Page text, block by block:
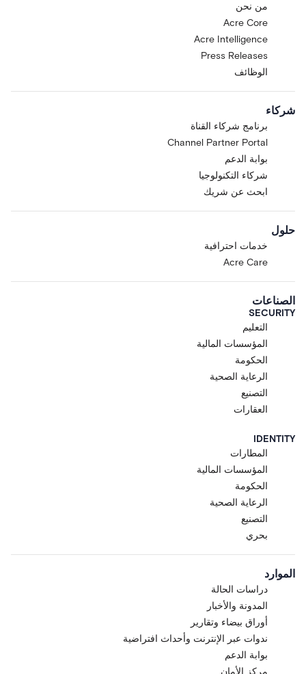
من نحن
Acre Core
Acre Intelligence
Press Releases
الوظائف
شركاء
برنامج شركاء القناة
Channel Partner Portal
بوابة الدعم
شركاء التكنولوجيا
ابحث عن شريك
حلول
خدمات احترافية
Acre Care
الصناعات
SECURITY
التعليم
المؤسسات المالية
الحكومة
الرعاية الصحية
التصنيع
العقارات
IDENTITY
المطارات
المؤسسات المالية
الحكومة
الرعاية الصحية
التصنيع
بحري
الموارد
دراسات الحالة
المدونة والأخبار
أوراق بيضاء وتقارير
ندوات عبر الإنترنت وأحداث افتراضية
بوابة الدعم